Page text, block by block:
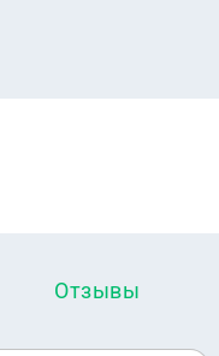
Отзывы